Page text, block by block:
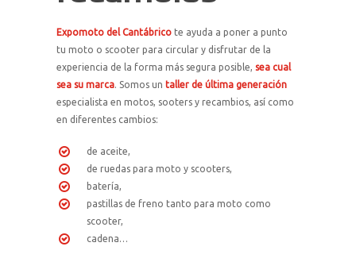
Expomoto del Cantábrico te ayuda a poner a punto
tu moto o scooter para circular y disfrutar de la
experiencia de la forma más segura posible,sea cual
sea su marca. Somos untaller de última generación
especialista en motos, sooters y recambios, así como
en diferentes cambios:
de aceite,
de ruedas para moto y scooters,
batería,
pastillas de freno tanto para moto como
scooter,
cadena…